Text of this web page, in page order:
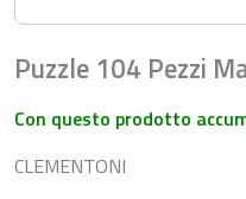
Puzzle 104 Pezzi
Con questo prodotto
CLEMENTONI